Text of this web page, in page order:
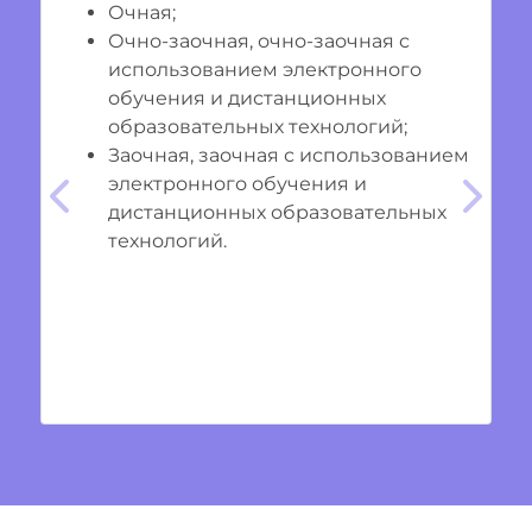
Очная;
Очно-заочная, очно-заочная с
использованием электронного
обучения и дистанционных
образовательных технологий;
Заочная, заочная с использованием
электронного обучения и
дистанционных образовательных
технологий.
Предыдущий